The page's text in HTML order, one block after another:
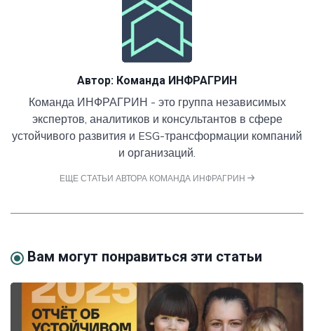
Автор: Команда ИНФРАГРИН
Команда ИНФРАГРИН - это группа независимых
экспертов, аналитиков и консультантов в сфере
устойчивого развития и ESG-трансформации компаний
и организаций.
ЕЩЕ СТАТЬИ АВТОРА КОМАНДА ИНФРАГРИН
Вам могут понравиться эти статьи